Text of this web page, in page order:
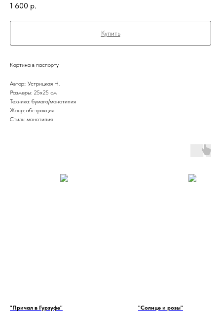
1 600 р.
Купить
Картина в паспорту
Автор:: Устрицкая Н.
Размеры: 25x25 см
Техника: бумага/монотипия
Жанр: абстракция
Стиль: монотипия
"Причал в Гурзуфе"
"Солнце и розы"